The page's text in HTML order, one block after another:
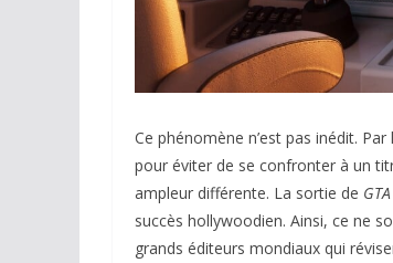
Ce phénomène n’est pas inédit.
pour éviter de se confronter à un
ampleur différente. La sortie de
succès hollywoodien. Ainsi, ce ne
grands éditeurs mondiaux qui